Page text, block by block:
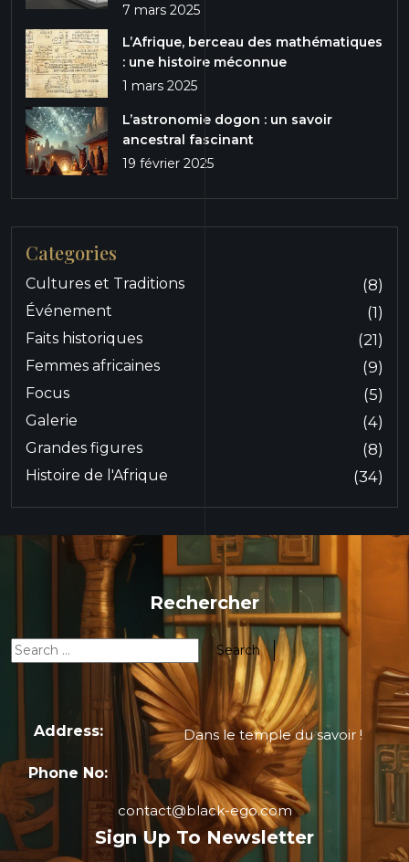
7 mars 2025
L’Afrique, berceau des mathématiques
: une histoire méconnue
1 mars 2025
L’astronomie dogon : un savoir
ancestral fascinant
19 février 2025
Categories
Cultures et Traditions (8)
Événement (1)
Faits historiques (21)
Femmes africaines (9)
Focus (5)
Galerie (4)
Grandes figures (8)
Histoire de l'Afrique (34)
Rechercher
Address: Dans le temple du savoir !
Phone No:
contact@black-ego.com
Sign Up To Newsletter